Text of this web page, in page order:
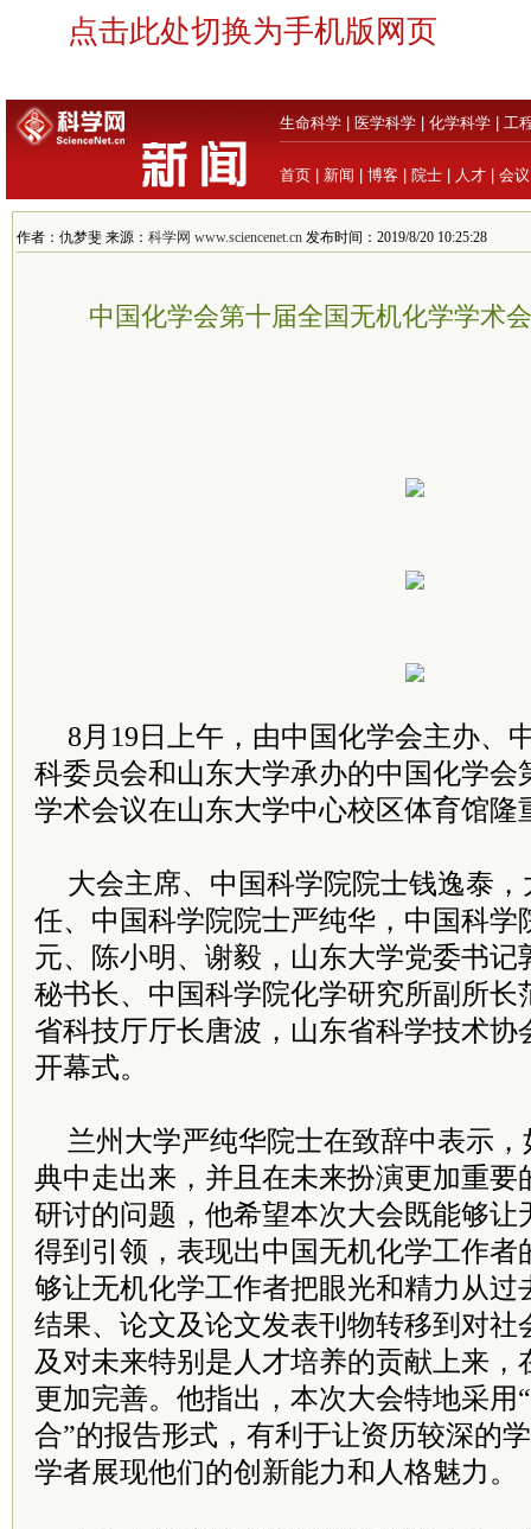
点击此处切换为手机版网页
生命科学 医学科学 化学科学 工
首页 新闻 博客 院士 人才 会议
作者：仇梦斐 来源： 科学网 www.sciencenet.cn 发布时间：2019/8/20 10:25:28
中国化学会第十届全国无机化学学术
8月19日上午，由中国化学会主办、
科委员会和山东大学承办的中国化学会
学术会议在山东大学中心校区体育馆隆
大会主席、中国科学院院士钱逸泰
任、中国科学院院士严纯华，中国科学
元、陈小明、谢毅，山东大学党委书记
秘书长、中国科学院化学研究所副所长
省科技厅厅长唐波，山东省科学技术协
开幕式。
兰州大学严纯华院士在致辞中表示
典中走出来，并且在未来扮演更加重要
研讨的问题，他希望本次大会既能够让
得到引领，表现出中国无机化学工作者
够让无机化学工作者把眼光和精力从过
结果、论文及论文发表刊物转移到对社
及对未来特别是人才培养的贡献上来，
更加完善。他指出，本次大会特地采用
合”的报告形式，有利于让资历较深的
学者展现他们的创新能力和人格魅力。